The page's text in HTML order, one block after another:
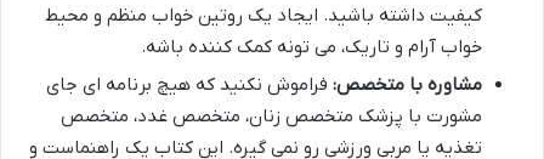
کیفیت داشته باشید. ایجاد یک روتین خواب منظم و محیط
خواب آرام و تاریک، می تونه کمک کننده باشه.
مشاوره با متخصص: فراموش نکنید که هیچ برنامه ای جای
مشورت با پزشک متخصص زنان، متخصص غدد، متخصص
تغذیه یا مربی ورزشی رو نمی گیره. این کتاب یک راهنماست و